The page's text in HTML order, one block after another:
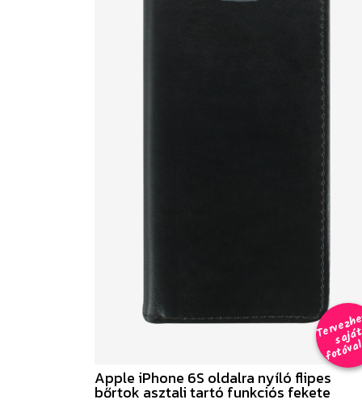
T
t
al
Apple iPhone 6S oldalra nyíló flipes
bőrtok asztali tartó funkciós fekete